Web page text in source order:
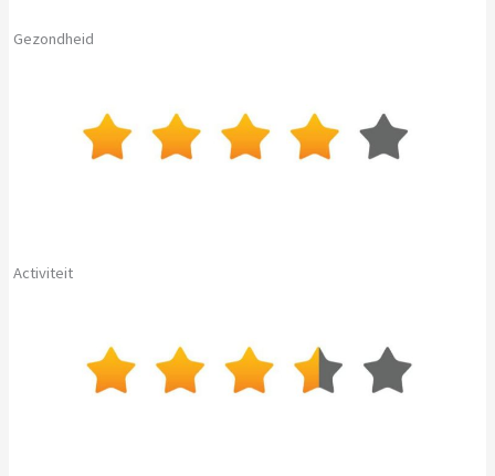
Gezondheid
Activiteit